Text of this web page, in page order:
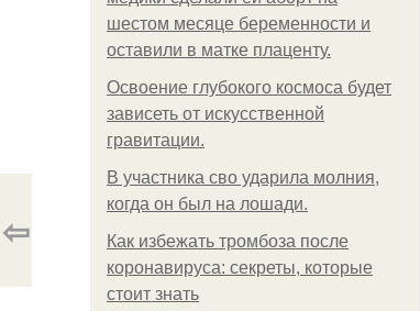
шестом месяце беременности и
оставили в матке плаценту.
Освоение глубокого космоса будет
зависеть от искусственной
гравитации.
В участника сво ударила молния,
когда он был на лошади.
Как избежать тромбоза после
коронавируса: секреты, которые
стоит знать
⇦